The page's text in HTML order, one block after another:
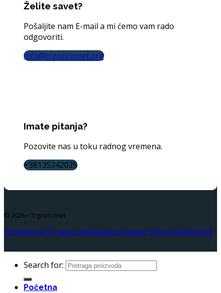
Želite savet?
Pošaljite nam E-mail a mi ćemo vam rado
odgovoriti.
info@trgopromet.org
Imate pitanja?
Pozovite nas u toku radnog vremena.
+38135242025
© 2026 • Trgopromet
Prodavnica O nama Inspiracija Kontakt Uslovi korišćenja
Search for:
Početna